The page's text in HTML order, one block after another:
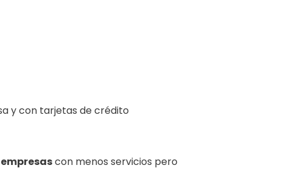
y con tarjetas de crédito
con menos servicios pero